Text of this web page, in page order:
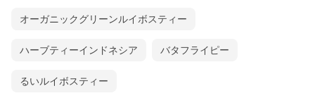
オーガニックグリーンルイボスティー
ハーブティーインドネシア バタフライピー
るいルイボスティー